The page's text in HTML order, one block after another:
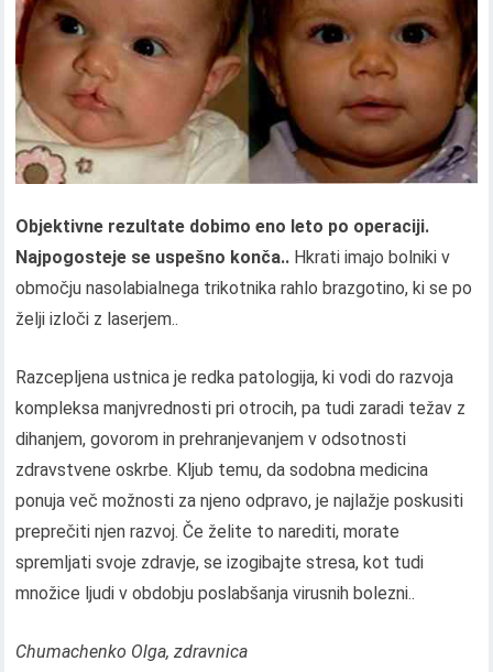
Objektivne rezultate dobimo eno leto po operaciji.
Najpogosteje se uspešno konča.. Hkrati imajo bolniki v
območju nasolabialnega trikotnika rahlo brazgotino, ki se po
želji izloči z laserjem..
Razcepljena ustnica je redka patologija, ki vodi do razvoja
kompleksa manjvrednosti pri otrocih, pa tudi zaradi težav z
dihanjem, govorom in prehranjevanjem v odsotnosti
zdravstvene oskrbe. Kljub temu, da sodobna medicina
ponuja več možnosti za njeno odpravo, je najlažje poskusiti
preprečiti njen razvoj. Če želite to narediti, morate
spremljati svoje zdravje, se izogibajte stresa, kot tudi
množice ljudi v obdobju poslabšanja virusnih bolezni..
Chumachenko Olga, zdravnica